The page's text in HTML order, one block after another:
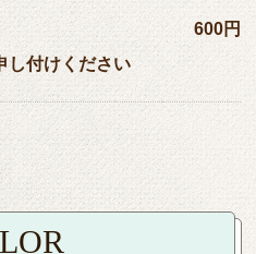
し付けください
600円